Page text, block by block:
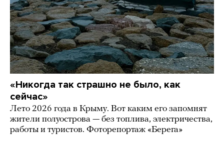
«Никогда так страшно не было, как
сейчас»
Лето 2026 года в Крыму. Вот каким его запомнят
жители полуострова — без топлива, электричества,
работы и туристов. Фоторепортаж «Берега»